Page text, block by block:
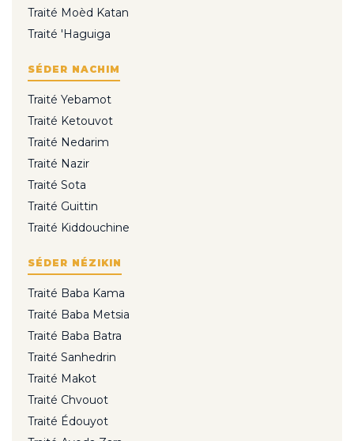
Traité Moèd Katan
Traité 'Haguiga
SÉDER NACHIM
Traité Yebamot
Traité Ketouvot
Traité Nedarim
Traité Nazir
Traité Sota
Traité Guittin
Traité Kiddouchine
SÉDER NÉZIKIN
Traité Baba Kama
Traité Baba Metsia
Traité Baba Batra
Traité Sanhedrin
Traité Makot
Traité Chvouot
Traité Édouyot